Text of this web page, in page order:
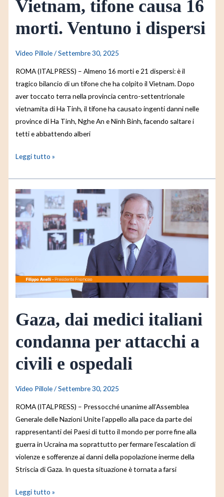
Vietnam, tifone causa 16
morti. Ventuno i dispersi
Video Pillole/Settembre 30, 2025
ROMA (ITALPRESS) – Almeno 16 morti e 21 dispersi: è il
tragico bilancio di un tifone che ha colpito il Vietnam. Dopo
aver toccato terra nella provincia centro-settentrionale
vietnamita di Ha Tinh, il tifone ha causato ingenti danni nelle
province di Ha Tinh, Nghe An e Ninh Binh, facendo saltare i
tetti e abbattendo alberi
Leggi tutto »
Gaza, dai medici italiani
condanna per attacchi a
civili e ospedali
Video Pillole/Settembre 30, 2025
ROMA (ITALPRESS) – Pressocché unanime all’Assemblea
Generale delle Nazioni Unite l’appello alla pace da parte dei
rappresentanti dei Paesi di tutto il mondo per porre fine alla
guerra in Ucraina ma soprattutto per fermare l’escalation di
violenze e sofferenze ai danni della popolazione inerme della
Striscia di Gaza. In questa situazione è tornata a farsi
Gaza,
dai
medici
italiani
condanna
a
civili
ospedali
Leggi tutto »